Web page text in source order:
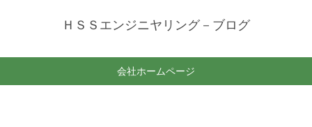
ＨＳＳエンジニヤリング－ブログ
会社ホームページ